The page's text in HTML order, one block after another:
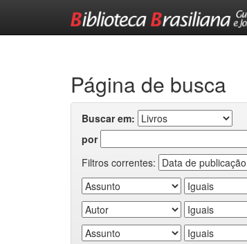
Página de busca
Buscar em:
por
Filtros correntes: